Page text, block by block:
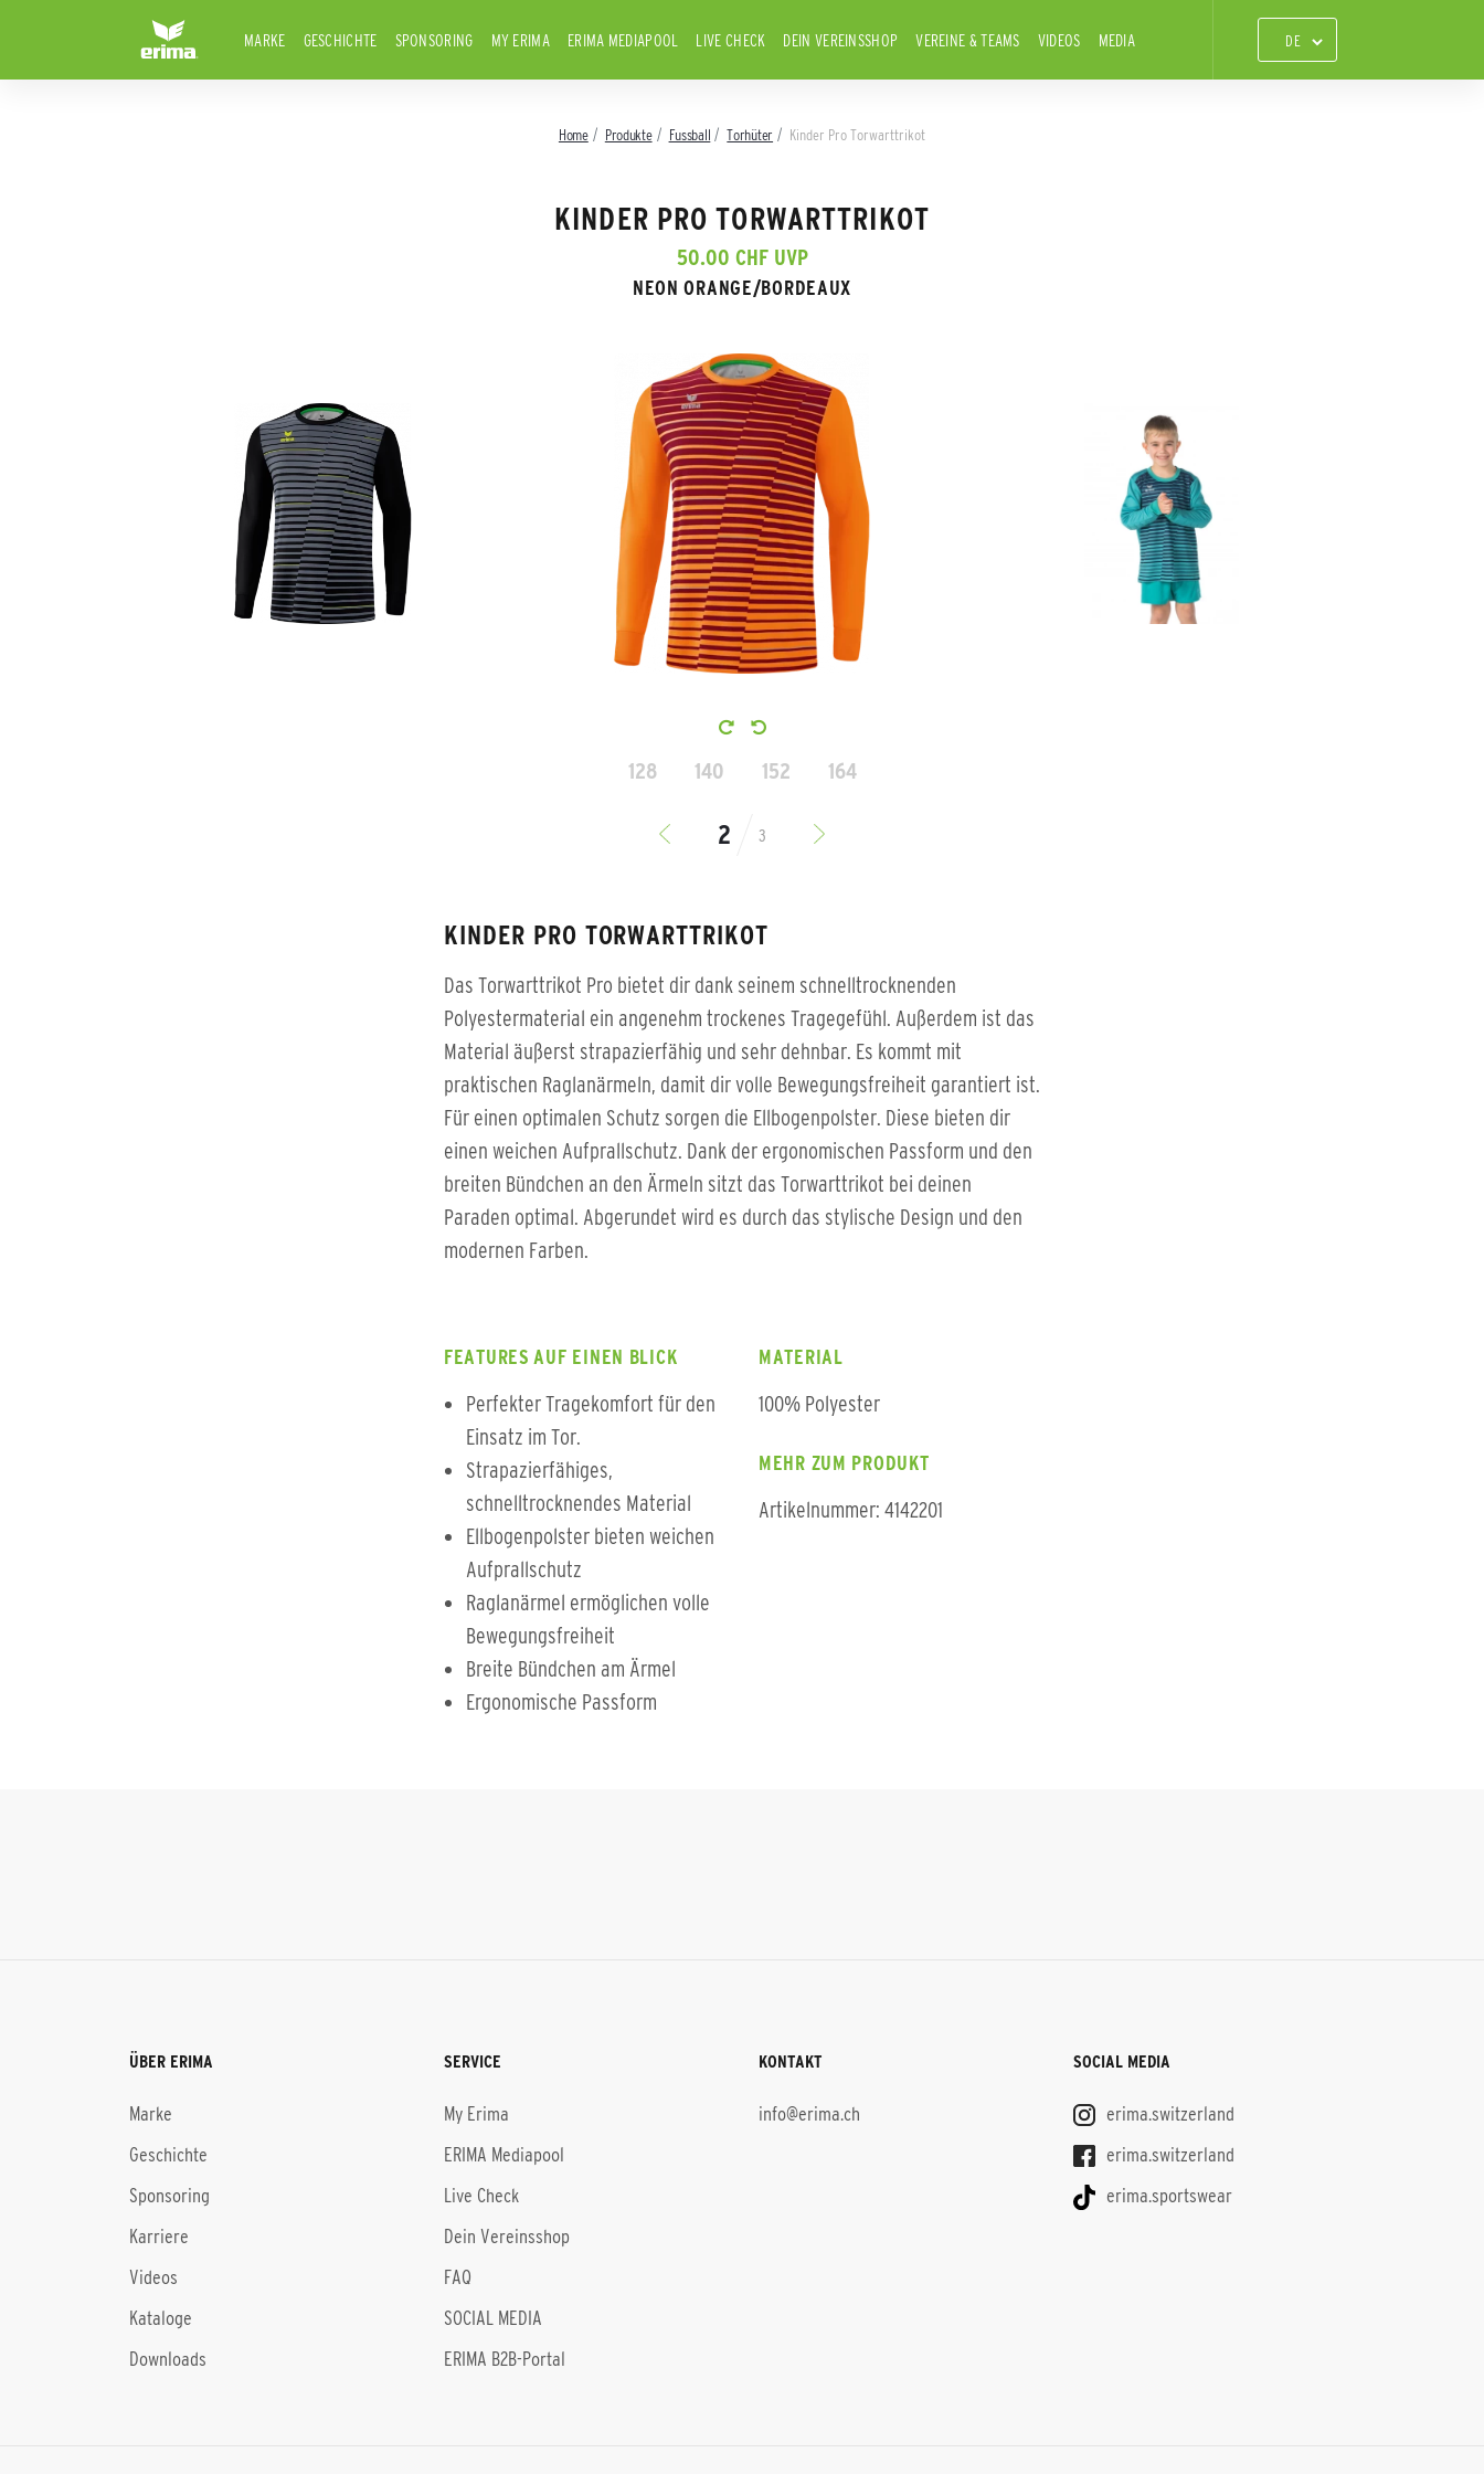
MARKE GESCHICHTE SPONSORING MY ERIMA ERIMA MEDIAPOOL LIVE CHECK DEIN VEREINSSHOP VEREINE & TEAMS VIDEOS MEDIA
Home Produkte Fussball Torhüter Kinder Pro Torwarttrikot
KINDER PRO TORWARTTRIKOT
50.00 CHF UVP
NEON ORANGE/BORDEAUX
128 140 152 164
3
KINDER PRO TORWARTTRIKOT
Das Torwarttrikot Pro bietet dir dank seinem schnelltrocknenden
Polyestermaterial ein angenehm trockenes Tragegefühl. Außerdem ist das
Material äußerst strapazierfähig und sehr dehnbar. Es kommt mit
praktischen Raglanärmeln, damit dir volle Bewegungsfreiheit garantiert ist.
Für einen optimalen Schutz sorgen die Ellbogenpolster. Diese bieten dir
einen weichen Aufprallschutz. Dank der ergonomischen Passform und den
breiten Bündchen an den Ärmeln sitzt das Torwarttrikot bei deinen
Paraden optimal. Abgerundet wird es durch das stylische Design und den
modernen Farben.
FEATURES AUF EINEN BLICK
Perfekter Tragekomfort für den
Einsatz im Tor.
Strapazierfähiges,
schnelltrocknendes Material
Ellbogenpolster bieten weichen
Aufprallschutz
Raglanärmel ermöglichen volle
Bewegungsfreiheit
Breite Bündchen am Ärmel
Ergonomische Passform
MATERIAL
100% Polyester
MEHR ZUM PRODUKT
Artikelnummer: 4142201
ÜBER ERIMA
Marke
Geschichte
Sponsoring
Karriere
Videos
Kataloge
Downloads
SERVICE
My Erima
ERIMA Mediapool
Live Check
Dein Vereinsshop
FAQ
SOCIAL MEDIA
ERIMA B2B-Portal
KONTAKT
info@erima.ch
SOCIAL MEDIA
erima.switzerland
erima.switzerland
erima.sportswear